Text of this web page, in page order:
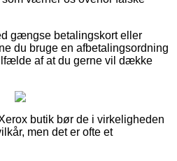
gængse betalingskort eller
du bruge en afbetalingsordning
af at du gerne vil dække
butik bør de i virkeligheden
men det er ofte et